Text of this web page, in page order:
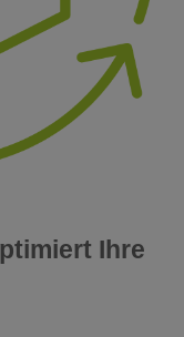
Ihre